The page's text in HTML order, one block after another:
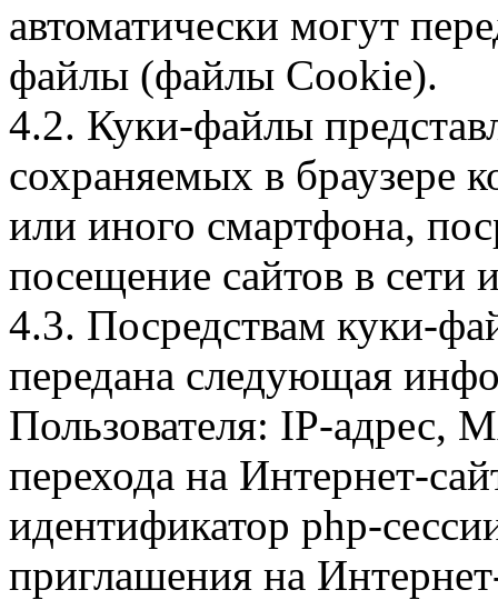
автоматически могут
файлы (файлы Cookie).
4.2. Куки-файлы
сохраняемых в браузере
или иного смартфона,
посещение сайтов в сети
4.3. Посредствам куки-
передана следующая
Пользователя: IP-адрес,
перехода на Интернет-
идентификатор php-
приглашения на